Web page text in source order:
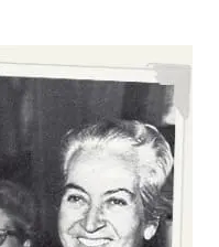
Entrevista
Música
Cine